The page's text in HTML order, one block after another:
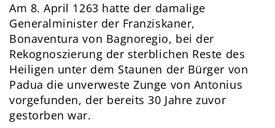
Am 8. April 1263 hatte der damalige
Generalminister der Franziskaner,
Bonaventura von Bagnoregio, bei der
Rekognoszierung der sterblichen Reste des
Heiligen unter dem Staunen der Bürger von
Padua die unverweste Zunge von Antonius
vorgefunden, der bereits 30 Jahre zuvor
gestorben war.